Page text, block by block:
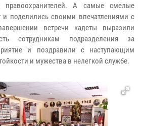
правоохранителей. А самые смелые
поделились своими впечатлениями с
встречи кадеты выразили
сотрудникам подразделения за
и поздравили с наступающим
и мужества в нелегкой службе.